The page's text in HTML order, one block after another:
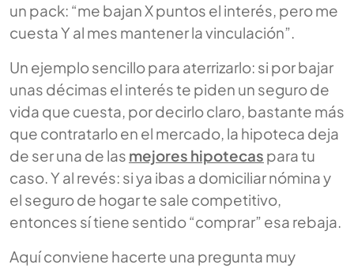
un pack: “me bajan X puntos el interés, pero me
cuesta Y al mes mantener la vinculación”.
Un ejemplo sencillo para aterrizarlo: si por bajar
unas décimas el interés te piden un seguro de
vida que cuesta, por decirlo claro, bastante más
que contratarlo en el mercado, la hipoteca deja
de ser una de las mejores hipotecas para tu
caso. Y al revés: si ya ibas a domiciliar nómina y
el seguro de hogar te sale competitivo,
entonces sí tiene sentido “comprar” esa rebaja.
Aquí conviene hacerte una pregunta muy